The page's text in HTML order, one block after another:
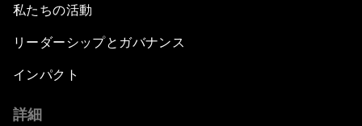
私たちの活動
リーダーシップとガバナンス
インパクト
詳細